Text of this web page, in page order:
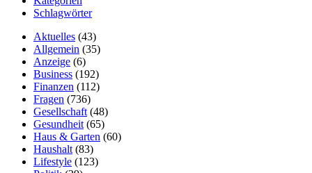
Schlagwörter
Aktuelles (43)
Allgemein (35)
Anzeige (6)
Business (192)
Finanzen (112)
Fragen (736)
Gesellschaft (48)
Gesundheit (65)
Haus & Garten (60)
Haushalt (83)
Lifestyle (123)